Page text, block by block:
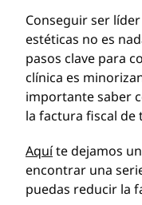
Conseguir ser
estéticas no es
pasos clave para
clínica es
importante saber
la factura fiscal de
Aquíte dejamos
encontrar una
puedas reducir la